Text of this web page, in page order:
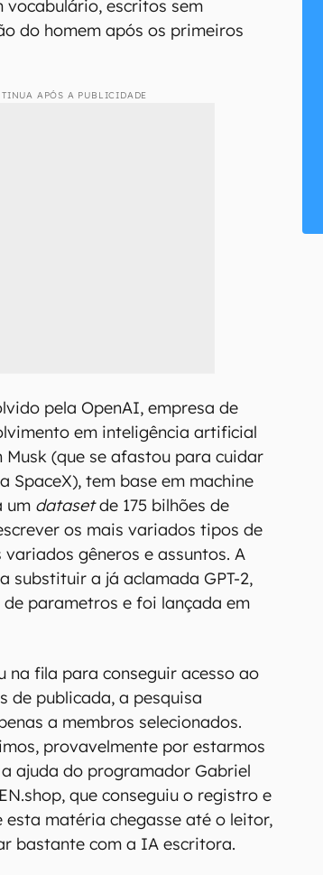
vocabulário, escritos sem
do homem após os primeiros
APÓS A PUBLICIDADE
pela OpenAI, empresa de
em inteligência artificial
Musk (que se afastou para cuidar
SpaceX), tem base em machine
um datasetde 175 bilhões de
os mais variados tipos de
gêneros e assuntos. A
substituir a já aclamada GPT-2,
de parametros e foi lançada em
na fila para conseguir acesso ao
de publicada, a pesquisa
a membros selecionados.
provavelmente por estarmos
ajuda do programador Gabriel
que conseguiu o registro e
esta matéria chegasse até o leitor,
bastante com a IA escritora.